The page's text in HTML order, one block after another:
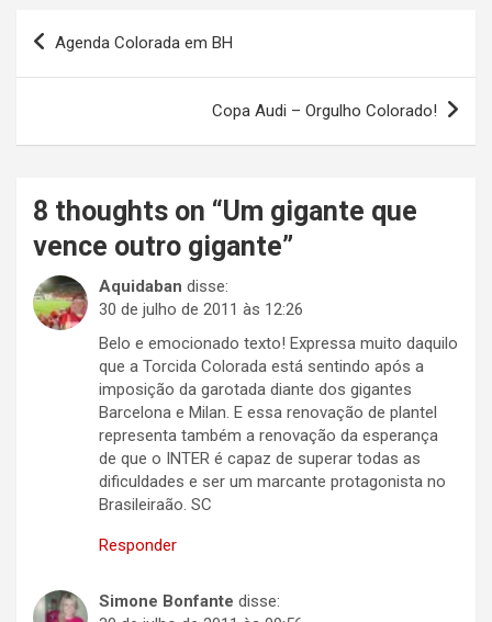
Navegação
Agenda Colorada em BH
Copa Audi – Orgulho Colorado!
8 thoughts on “Um gigante que
vence outro gigante”
Aquidaban disse:
30 de julho de 2011 às 12:26
Belo e emocionado texto! Expressa muito daquilo
que a Torcida Colorada está sentindo após a
imposição da garotada diante dos gigantes
Barcelona e Milan. E essa renovação de plantel
representa também a renovação da esperança
de que o INTER é capaz de superar todas as
dificuldades e ser um marcante protagonista no
Brasileiraão. SC
Responder
Simone Bonfante disse: